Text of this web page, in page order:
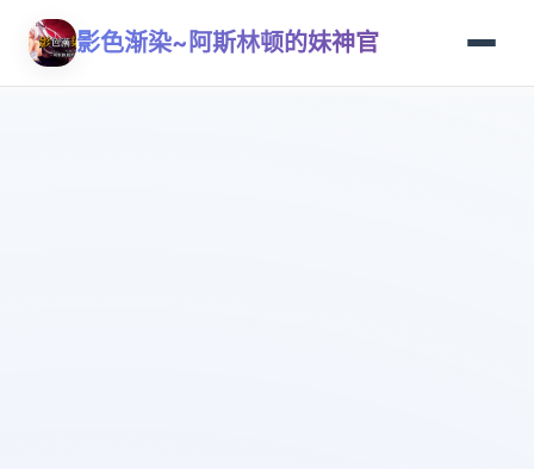
影色渐染~阿斯林顿的妹神官